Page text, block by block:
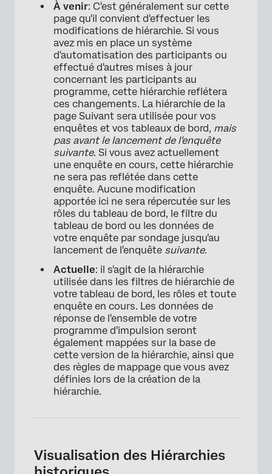
×
À venir: C'est généralement sur cette
page qu'il convient d'effectuer les
modifications de hiérarchie. Si vous
avez mis en place un système
d'automatisation des participants ou
effectué d'autres mises à jour
concernant les participants au
programme, cette hiérarchie reflétera
ces changements. La hiérarchie de la
page Suivant sera utilisée pour vos
enquêtes et vos tableaux de bord, mais
pas avant le lancement de l'enquête
suivante. Si vous avez actuellement
une enquête en cours, cette hiérarchie
ne sera pas reflétée dans cette
enquête. Aucune modification
apportée ici ne sera répercutée sur les
rôles du tableau de bord, le filtre du
tableau de bord ou les données de
votre enquête par sondage jusqu'au
lancement de l'enquête suivante.
Actuelle: il s'agit de la hiérarchie
utilisée dans les filtres de hiérarchie de
votre tableau de bord, les rôles et toute
enquête en cours. Les données de
réponse de l'ensemble de votre
programme d'impulsion seront
également mappées sur la base de
cette version de la hiérarchie, ainsi que
des règles de mappage que vous avez
définies lors de la création de la
hiérarchie.
Visualisation des Hiérarchies